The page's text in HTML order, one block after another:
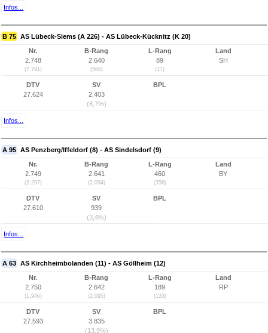
Infos...
B 75 AS Lübeck-Siems (A 226) - AS Lübeck-Kücknitz (K 20)
Nr.
2.748
(7.791)
B-Rang
2.640
(568)
L-Rang
89
(17)
Land
SH
DTV
27.624
SV
2.403
(8,7%)
BPL
Infos...
A 95 AS Penzberg/Iffeldorf (8) - AS Sindelsdorf (9)
Nr.
2.749
(2.297)
B-Rang
2.641
(2.094)
L-Rang
460
(358)
Land
BY
DTV
27.610
SV
939
(3,4%)
BPL
Infos...
A 63 AS Kirchheimbolanden (11) - AS Göllheim (12)
Nr.
2.750
(1.946)
B-Rang
2.642
(2.095)
L-Rang
189
(133)
Land
RP
DTV
27.593
SV
3.835
(13,9%)
BPL